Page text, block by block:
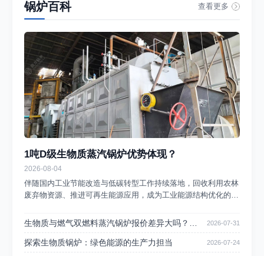
锅炉百科 查看更多
1吨D级生物质蒸汽锅炉优势体现？
2026-08-04
伴随国内工业节能改造与低碳转型工作持续落地，回收利用农林
废弃物资源、推进可再生能源应用，成为工业能源结构优化的重
热能技术的落地范围持续拓宽，生物质蒸汽锅炉作为农林固废能
客观行业视角，梳理生
生物质与燃气双燃料蒸汽锅炉报价差异大吗？这3
个因素影响了价格
2026-07-31
探索生物质锅炉：绿色能源的生产力担当 2026-07-24